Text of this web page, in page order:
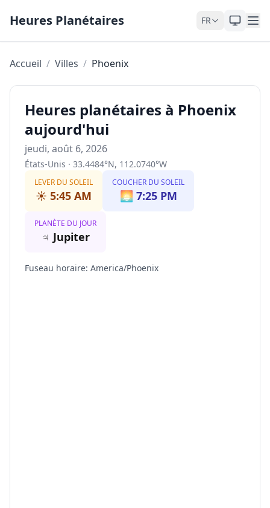
Heures Planétaires FR
Accueil / Villes / Phoenix
Heures planétaires à Phoenix
aujourd'hui
jeudi, août 6, 2026
États-Unis · 33.4484°N, 112.0740°W
LEVER DU SOLEIL
☀️ 5:45 AM
COUCHER DU SOLEIL
🌅 7:25 PM
PLANÈTE DU JOUR
♃ Jupiter
Fuseau horaire: America/Phoenix